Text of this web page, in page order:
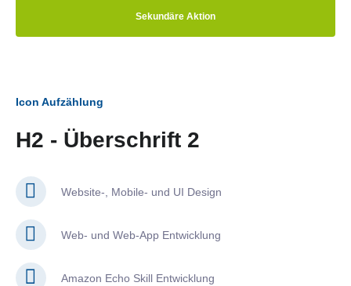
Sekundäre Aktion
Icon Aufzählung
H2 - Überschrift 2
Website-, Mobile- und UI Design
Web- und Web-App Entwicklung
Amazon Echo Skill Entwicklung